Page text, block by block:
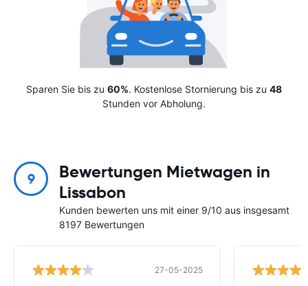
Sparen Sie bis zu 60%. Kostenlose Stornierung bis zu 48
Stunden vor Abholung.
9
Bewertungen Mietwagen in
Lissabon
Kunden bewerten uns mit einer 9/10 aus insgesamt
8197 Bewertungen
27-05-2025